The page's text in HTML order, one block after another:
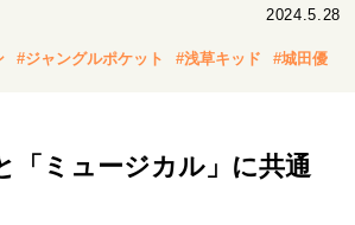
変革の原動力
次世代へのバトン
2024.5.28
#ジャングルポケット #浅草キッド #城田優
「ミュージカル」に共通